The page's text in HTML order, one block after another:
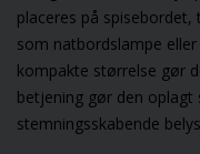
placeres på
som natbordslampe
kompakte størrelse gør
betjening gør den
stemningsskabende